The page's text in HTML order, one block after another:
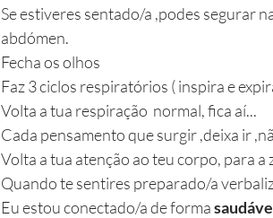
Se estiveres sentado/a ,podes segurar
abdómen.
Fecha os olhos
Faz 3 ciclos respiratórios ( inspira e
Volta a tua respiração  normal, fica aí...
Cada pensamento que surgir ,deixa ir
Volta a tua atenção ao teu corpo, para
Quando te sentires preparado/a
Eu estou conectado/a de forma